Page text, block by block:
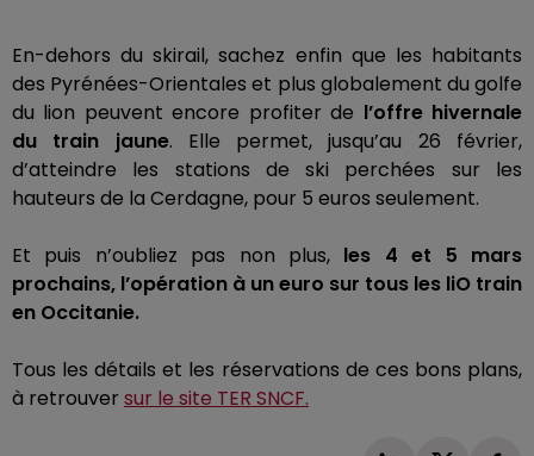
En-dehors duskirail, sachez enfin que les habitants
des Pyrénées-Orientales et plus globalement du golfe
du lion peuvent encore profiter de l’offre hivernale
du train jaune. Elle permet, jusqu’au 26 février,
d’atteindre les stations de ski perchées sur les
hauteurs de la Cerdagne, pour 5 euros seulement.
Et puis n’oubliez pas non plus, les 4 et 5 mars
prochains, l’opération à un euro sur tous les liO train
en Occitanie.
Tous les détails et les réservations de ces bons plans,
à retrouver sur le site TER SNCF.